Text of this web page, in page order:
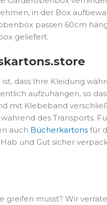
in der Box
passen 60cm
geliefert.
dass Ihre Kleidung
aufzuhängen, so
mit Klebeband
des Transports.
auch Bücherkartons für
und Gut sicher
musst? Wir